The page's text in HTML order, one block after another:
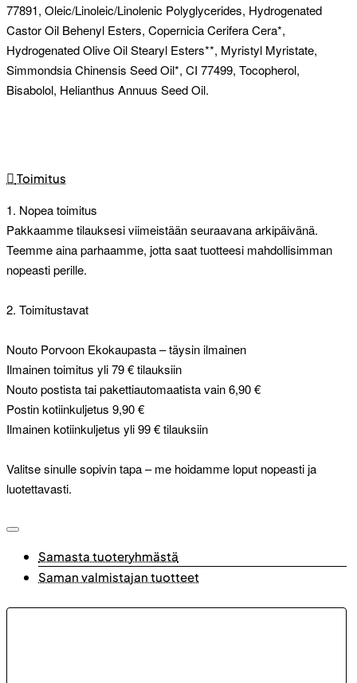
77891, Oleic/Linoleic/Linolenic Polyglycerides, Hydrogenated
Castor Oil Behenyl Esters, Copernicia Cerifera Cera*,
Hydrogenated Olive Oil Stearyl Esters**, Myristyl Myristate,
Simmondsia Chinensis Seed Oil*, CI 77499, Tocopherol,
Bisabolol, Helianthus Annuus Seed Oil.
Toimitus
1. Nopea toimitus
Pakkaamme tilauksesi viimeistään seuraavana arkipäivänä.
Teemme aina parhaamme, jotta saat tuotteesi mahdollisimman
nopeasti perille.
2. Toimitustavat
Nouto Porvoon Ekokaupasta – täysin ilmainen
Ilmainen toimitus yli 79 € tilauksiin
Nouto postista tai pakettiautomaatista vain 6,90 €
Postin kotiinkuljetus 9,90 €
Ilmainen kotiinkuljetus yli 99 € tilauksiin
Valitse sinulle sopivin tapa – me hoidamme loput nopeasti ja
luotettavasti.
Samasta tuoteryhmästä
Saman valmistajan tuotteet